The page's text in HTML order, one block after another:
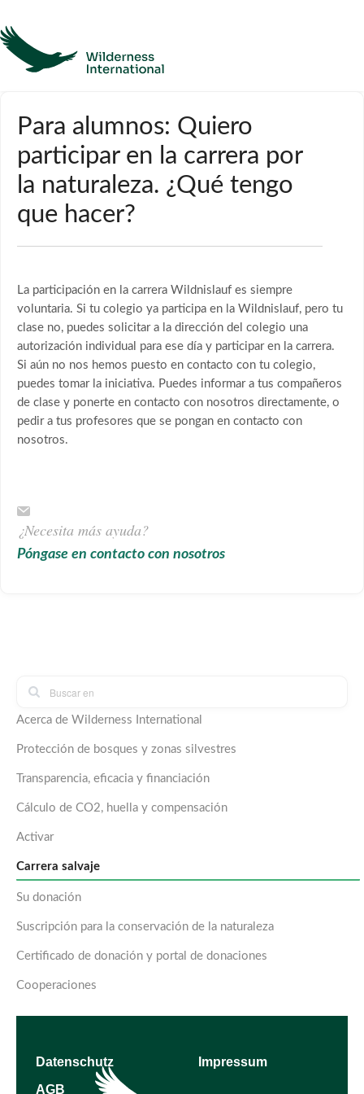
Página de inicio
Póngase en contacto con
Para alumnos: Quiero
participar en la carrera por
la naturaleza. ¿Qué tengo
que hacer?
La participación en la carrera Wildnislauf es siempre
voluntaria. Si tu colegio ya participa en la Wildnislauf, pero tu
clase no, puedes solicitar a la dirección del colegio una
autorización individual para ese día y participar en la carrera.
Si aún no nos hemos puesto en contacto con tu colegio,
puedes tomar la iniciativa. Puedes informar a tus compañeros
de clase y ponerte en contacto con nosotros directamente, o
pedir a tus profesores que se pongan en contacto con
nosotros.
¿Necesita más ayuda?
Póngase en contacto con nosotros
Acerca de Wilderness International
Protección de bosques y zonas silvestres
Transparencia, eficacia y financiación
Cálculo de CO2, huella y compensación
Activar
Carrera salvaje
Su donación
Suscripción para la conservación de la naturaleza
Certificado de donación y portal de donaciones
Cooperaciones
Datenschutz
Impressum
AGB